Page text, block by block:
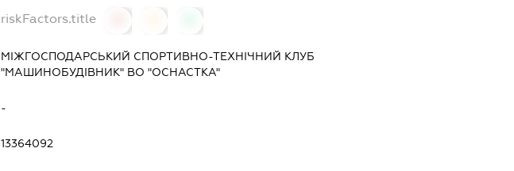
riskFactors.title
МІЖГОСПОДАРСЬКИЙ СПОРТИВНО-ТЕХНІЧНИЙ КЛУБ
"МАШИНОБУДІВНИК" ВО "ОСНАСТКА"
-
13364092